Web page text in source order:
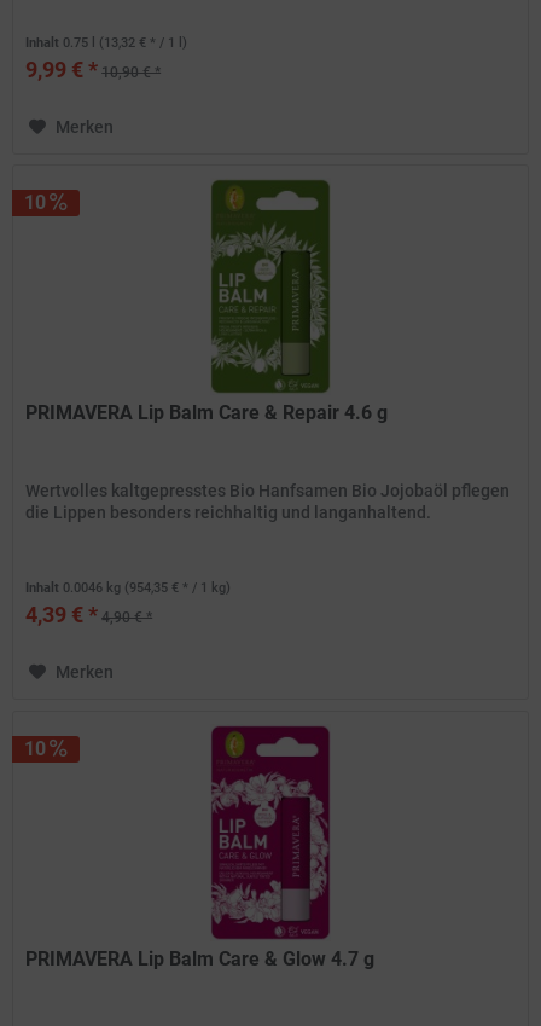
Inhalt 0.75 l (13,32 € * / 1 l)
9,99 € * 10,90 € *
Merken
10
PRIMAVERA Lip Balm Care & Repair 4.6 g
Wertvolles kaltgepresstes Bio Hanfsamen Bio Jojobaöl pflegen
die Lippen besonders reichhaltig und langanhaltend.
Inhalt 0.0046 kg (954,35 € * / 1 kg)
4,39 € * 4,90 € *
Merken
10
PRIMAVERA Lip Balm Care & Glow 4.7 g